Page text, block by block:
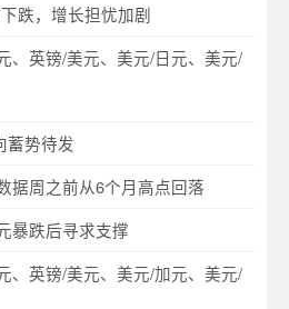
跌，增长担忧加剧
、英镑/美元、美元/日元、美元/
蓄势待发
据周之前从6个月高点回落
暴跌后寻求支撑
、英镑/美元、美元/加元、美元/